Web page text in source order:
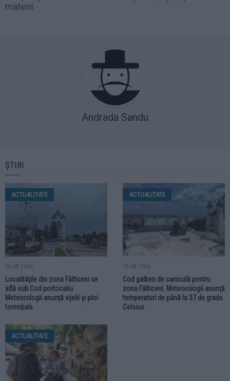
materii
Andrada Sandu
ȘTIRI
ACTUALITATE
06.08.2026
Localitățile din zona Fălticeni se
află sub Cod portocaliu.
Meteorologii anunță vijelii și ploi
torențiale
ACTUALITATE
03.08.2026
Cod galben de caniculă pentru
zona Fălticeni. Meteorologii anunță
temperaturi de până la 37 de grade
Celsius
ACTUALITATE